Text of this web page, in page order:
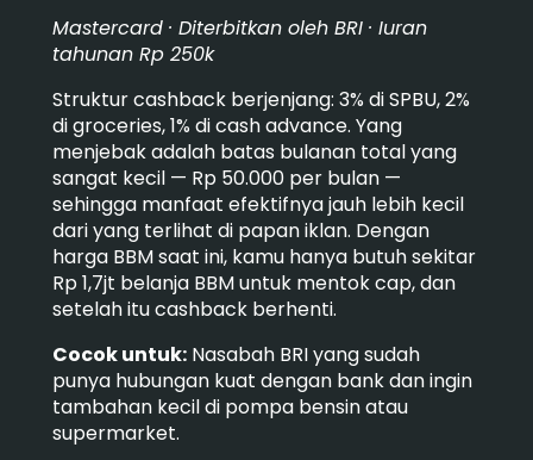
Mastercard · Diterbitkan oleh BRI · Iuran
tahunan Rp 250k
Struktur cashback berjenjang: 3% di SPBU, 2%
di groceries, 1% di cash advance. Yang
menjebak adalah batas bulanan total yang
sangat kecil — Rp 50.000 per bulan —
sehingga manfaat efektifnya jauh lebih kecil
dari yang terlihat di papan iklan. Dengan
harga BBM saat ini, kamu hanya butuh sekitar
Rp 1,7jt belanja BBM untuk mentok cap, dan
setelah itu cashback berhenti.
Cocok untuk:Nasabah BRI yang sudah
punya hubungan kuat dengan bank dan ingin
tambahan kecil di pompa bensin atau
supermarket.